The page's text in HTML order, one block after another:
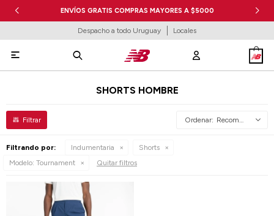
ENVÍOS GRATIS COMPRAS MAYORES A $5000
Despacho a todo Uruguay Locales

SHORTS HOMBRE
Recomendados
Filtrando por: Indumentaria
Shorts
Modelo: Tournament Quitar filtros